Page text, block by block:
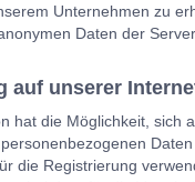
Unternehmen zu
Daten der
auf unserer
hat die Möglichkeit, sich
die Registrierung